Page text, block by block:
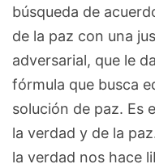
búsqueda de
de la paz con una
adversarial, que le
fórmula que busca
solución de paz. Es
la verdad y de la
la verdad nos hace